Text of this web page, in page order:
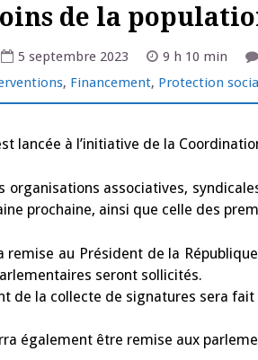
de la
5 septembre 2023
9 h 10 min
, Financement, Protection
lancée à l’initiative de la
organisations associatives,
prochaine, ainsi que celle des
remise au Président de la
seront sollicités.
de la collecte de signatures sera
également être remise aux